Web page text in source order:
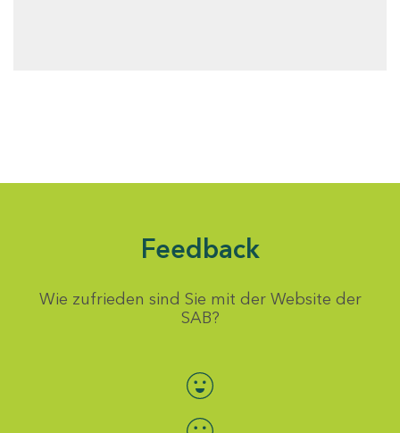
Feedback
Wie zufrieden sind Sie mit der Website der
SAB?
Bewertung auswählen